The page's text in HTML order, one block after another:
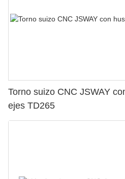
Torno suizo CNC JSWAY
ejes TD265